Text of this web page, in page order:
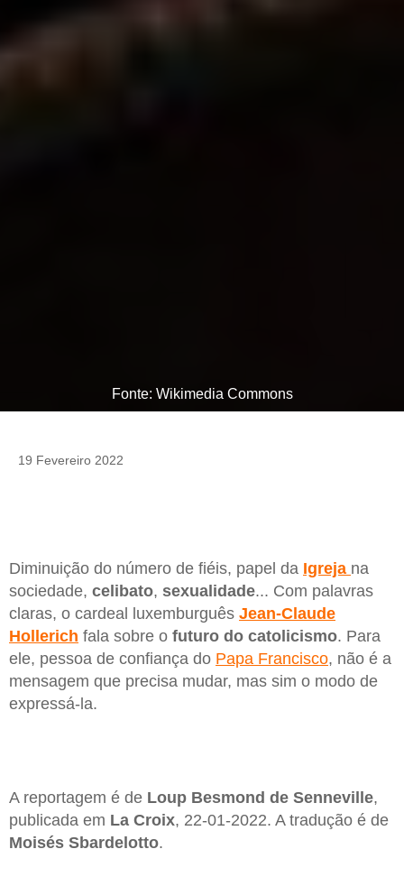
Fonte: Wikimedia Commons
19 Fevereiro 2022
Diminuição do número de fiéis, papel da Igreja na
sociedade, celibato, sexualidade... Com palavras
claras, o cardeal luxemburguês Jean-Claude
Hollerich fala sobre o futuro do catolicismo. Para
ele, pessoa de confiança do Papa Francisco, não é a
mensagem que precisa mudar, mas sim o modo de
expressá-la.
A reportagem é de Loup Besmond de Senneville,
publicada em La Croix, 22-01-2022. A tradução é de
Moisés Sbardelotto.